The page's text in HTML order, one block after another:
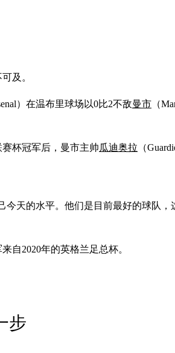
及。
）在温布里球场以0比2不敌曼市 （
杯冠军后，曼市主帅瓜迪奥拉 （
天的水平。他们是目前最好的球队
自2020年的英格兰足总杯。
步